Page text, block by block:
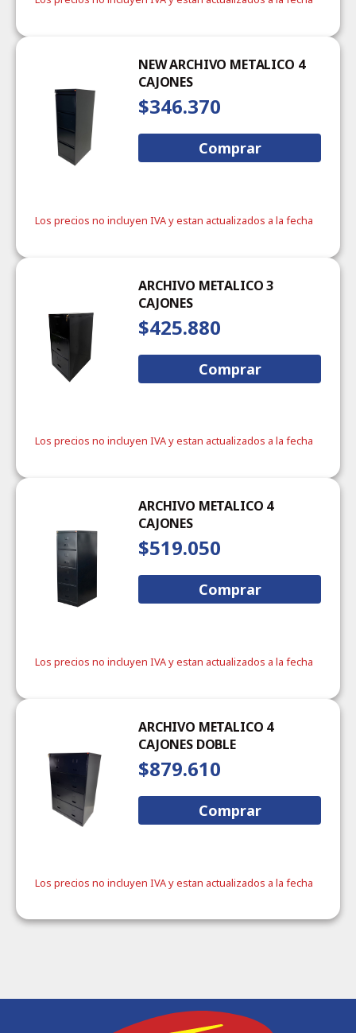
NEW ARCHIVO METALICO 4
CAJONES
$346.370
Comprar
Los precios no incluyen IVA y estan actualizados a la fecha
ARCHIVO METALICO 3
CAJONES
$425.880
Comprar
Los precios no incluyen IVA y estan actualizados a la fecha
ARCHIVO METALICO 4
CAJONES
$519.050
Comprar
Los precios no incluyen IVA y estan actualizados a la fecha
ARCHIVO METALICO 4
CAJONES DOBLE
$879.610
Comprar
Los precios no incluyen IVA y estan actualizados a la fecha